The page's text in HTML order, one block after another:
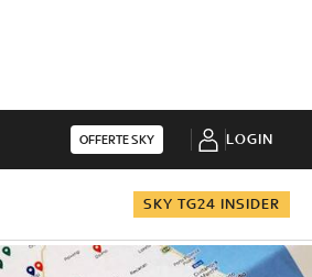
OFFERTE SKY LOGIN
SKY TG24 INSIDER